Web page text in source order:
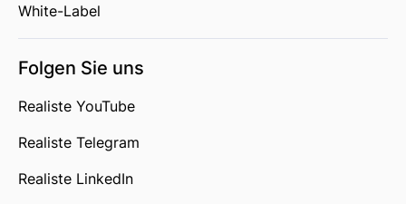
White-Label
Folgen Sie uns
Realiste YouTube
Realiste Telegram
Realiste LinkedIn